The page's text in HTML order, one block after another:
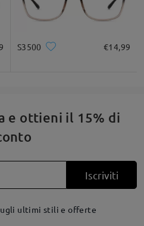
S3500 €14,99
e ottieni il 15% di
Iscriviti
ultimi stili e offerte